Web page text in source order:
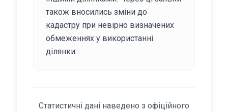
також вносились зміни до
кадастру при невірно визначених
обмеженнях у використанні
ділянки.
Статистичні дані наведено з офіційного